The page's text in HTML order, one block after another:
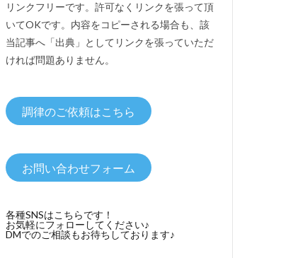
リンクフリーです。許可なくリンクを張って頂
いてOKです。内容をコピーされる場合も、該
当記事へ「出典」としてリンクを張っていただ
ければ問題ありません。
調律のご依頼はこちら
お問い合わせフォーム
各種SNSはこちらです！
お気軽にフォローしてください♪
DMでのご相談もお待ちしております♪